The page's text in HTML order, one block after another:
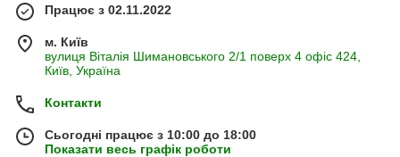
Працює з 02.11.2022
м. Київ
вулиця Віталія Шимановського 2/1 поверх 4 офіс 424,
Київ, Україна
Контакти
Сьогодні працює з 10:00 до 18:00
Показати весь графік роботи